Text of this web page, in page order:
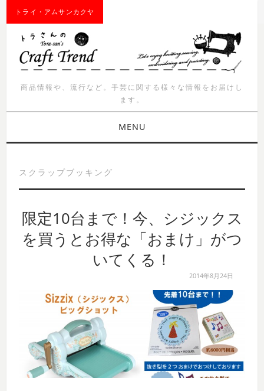
トライ・アムサンカクヤ
商品情報や、流行など。手芸に関する様々な情報をお届けし
ます。
MENU
商品紹介
イベント
ワークショップ
スクラップブッキング
限定10台まで！今、シジックス
を買うとお得な「おまけ」がつ
いてくる！
2014年8月24日